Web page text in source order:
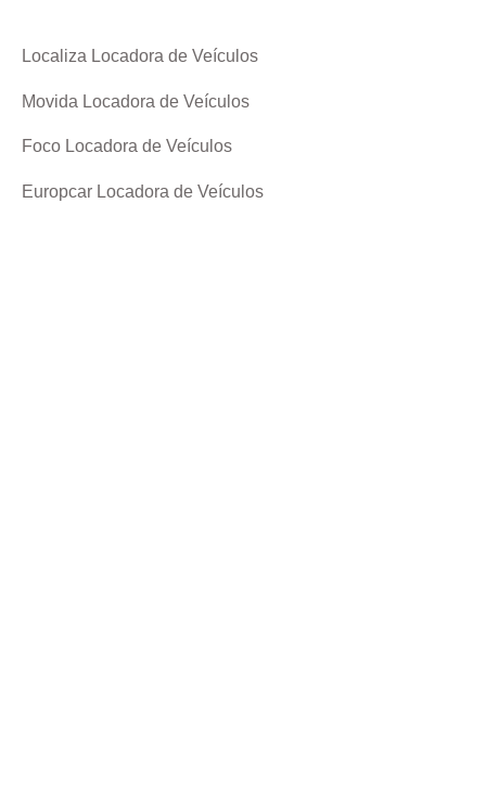
Localiza Locadora de Veículos
Movida Locadora de Veículos
Foco Locadora de Veículos
Europcar Locadora de Veículos